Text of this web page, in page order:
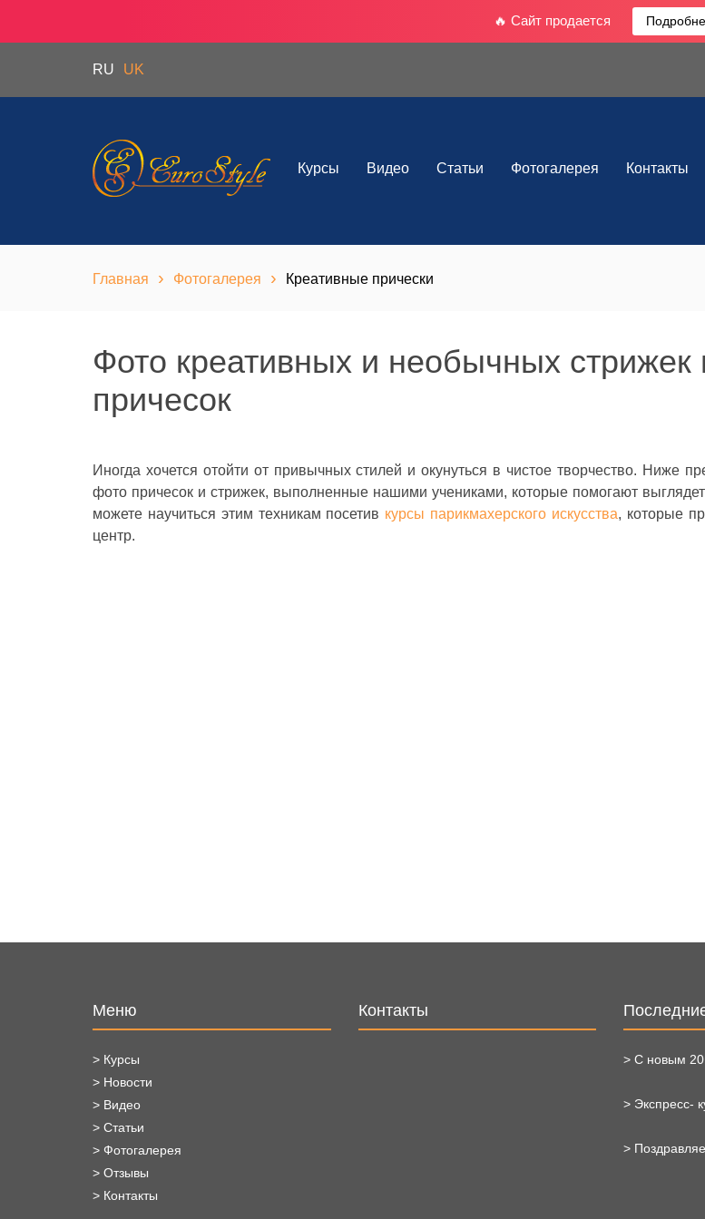
🔥 Сайт продается
RU UK
Курсы Видео Статьи Фотогалерея Контакты
Главная › Фотогалерея › Креативные прически
Фото креативных и необычных стрижек
причесок
Иногда хочется отойти от привычных стилей и окунуться в чистое творчество. Ниже
фото причесок и стрижек, выполненные нашими учениками, которые помогают
можете научиться этим техникам посетив курсы парикмахерского искусства, которые
центр.
Меню
> Курсы
> Новости
> Видео
> Статьи
> Фотогалерея
> Отзывы
> Контакты
Контакты
> С новым
> Экспресс-
>